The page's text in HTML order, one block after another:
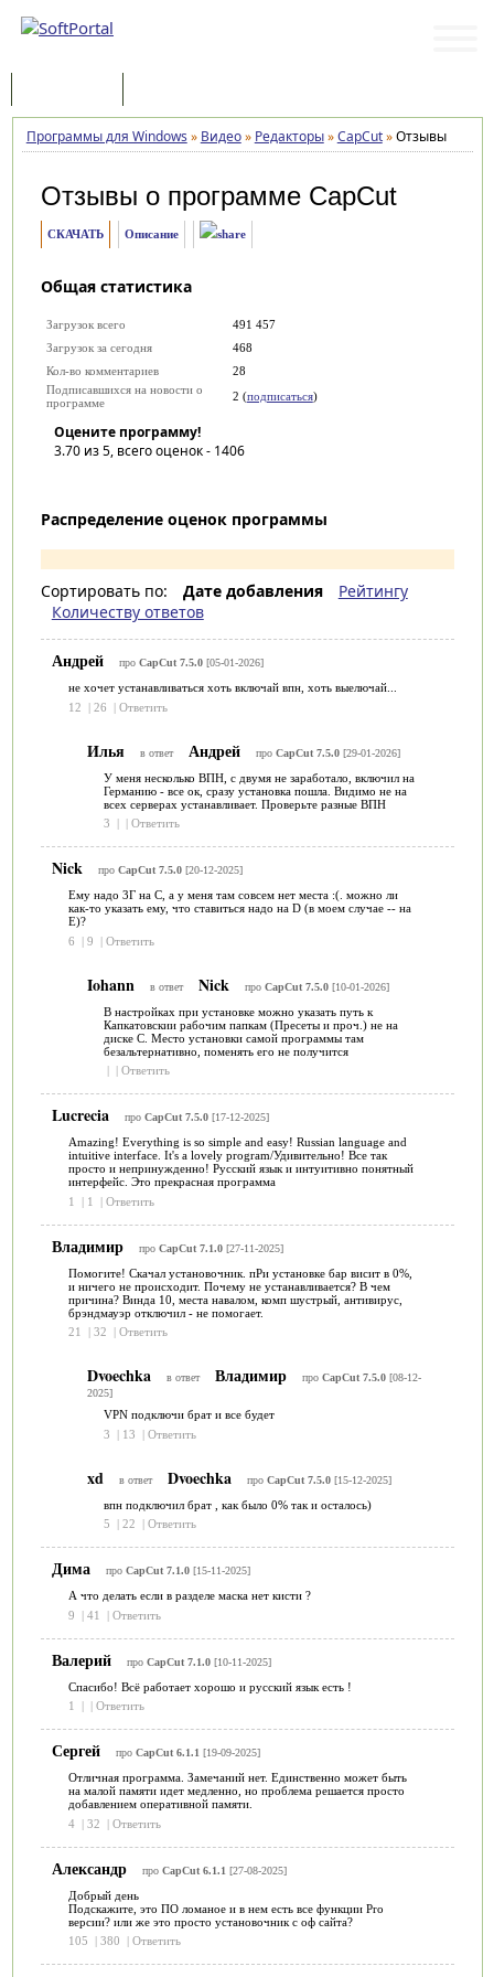
Программы для Windows » Видео» Редакторы»CapCut»Отзывы
Отзывы о программе CapCut
СКАЧАТЬ Описание
Общая статистика
Загрузок всего
491 457
Загрузок за сегодня
468
Кол-во комментариев
28
Подписавшихся на новости о
программе
2 (подписаться)
Оцените программу!
3.70из 5, всего оценок - 1406
Распределение оценок программы
Сортировать по: Дате добавления
Рейтингу
Количеству ответов
Андрей про CapCut 7.5.0[05-01-2026]
не хочет устанавливаться хоть включай впн, хоть выелючай...
12
| 26 | Ответить
Илья в ответ Андрей про CapCut 7.5.0[29-01-2026]
У меня несколько ВПН, с двумя не заработало, включил на
Германию - все ок, сразу установка пошла. Видимо не на
всех серверах устанавливает. Проверьте разные ВПН
3
| | Ответить
Nick про CapCut 7.5.0[20-12-2025]
Ему надо 3Г на С, а у меня там совсем нет места :(. можно ли
как-то указать ему, что ставиться надо на D (в моем случае -- на
Е)?
6
| 9 | Ответить
Iohann в ответ Nick про CapCut 7.5.0[10-01-2026]
В настройках при установке можно указать путь к
Капкатовскии рабочим папкам (Пресеты и проч.) не на
диске С. Место установки самой программы там
безальтернативно, поменять его не получится
| | Ответить
Lucrecia про CapCut 7.5.0[17-12-2025]
Amazing! Everything is so simple and easy! Russian language and
intuitive interface. It's a lovely program/Удивительно! Все так
просто и непринужденно! Русский язык и интуитивно понятный
интерфейс. Это прекрасная программа
1
| 1 | Ответить
Владимир про CapCut 7.1.0[27-11-2025]
Помогите! Скачал установочник. пРи установке бар висит в 0%,
и ничего не происходит. Почему не устанавливается? В чем
причина? Винда 10, места навалом, комп шустрый, антивирус,
брэндмауэр отключил - не помогает.
21
| 32 | Ответить
Dvoechka в ответ Владимир про CapCut 7.5.0[08-12-
2025]
VPN подключи брат и все будет
3
| 13 | Ответить
xd в ответ Dvoechka про CapCut 7.5.0[15-12-2025]
впн подключил брат , как было 0% так и осталось)
5
| 22 | Ответить
Дима про CapCut 7.1.0[15-11-2025]
А что делать если в разделе маска нет кисти ?
9
| 41 | Ответить
Валерий про CapCut 7.1.0[10-11-2025]
Спасибо! Всё работает хорошо и русский язык есть !
1
| | Ответить
Сергей про CapCut 6.1.1 [19-09-2025]
Отличная программа. Замечаний нет. Единственно может быть
на малой памяти идет медленно, но проблема решается просто
добавлением оперативной памяти.
4 | 32 | Ответить
Александр про CapCut 6.1.1 [27-08-2025]
Добрый день
Подскажите, это ПО ломаное и в нем есть все функции Pro
версии? или же это просто установочник с оф сайта?
105
| 380 | Ответить